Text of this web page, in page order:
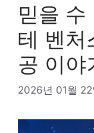
믿을 수
테 벤처
공 이야
2026년 01월 22